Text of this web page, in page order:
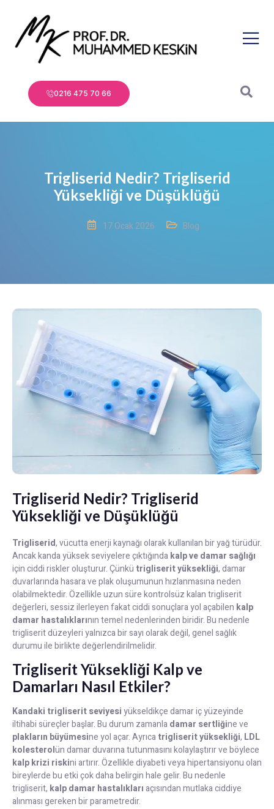
0216 475 70 66
Trigliserid Nedir? Trigliserid
Yüksekliği ve Düşüklüğü
17 Ocak 2026 Blog
Trigliserid Nedir? Trigliserid
Yüksekliği ve Düşüklüğü
Trigliserid, vücutta enerji kaynağı olarak kullanılan bir yağ türüdür.
Ancak kanda yüksek seviyelere çıktığındakalp ve damar sağlığı
için ciddi riskler oluşturur. Çünkü trigliserit yüksekliği, damar
duvarlarında hasara ve plak oluşumunun hızlanmasına neden
olabilmektedir. Özellikle uzun süre kontrolsüz kalan trigliserit
değerleri, sessiz ilerleyen fakat ciddi sonuçlara yol açabilen kalp
damar hastalıklarının temel nedenlerinden biridir. Bu nedenle
trigliserit düzeyleri yalnızca bir sayı olarak değil, genel sağlık
durumu ile birlikte değerlendirilmelidir.
Trigliserit Yüksekliği Kalp ve
Damarları Nasıl Etkiler?
Kandaki trigliserit seviyesiyükseldikçe damar iç yüzeyinde
iltihabi süreçler başlar. Bu durum zamanladamar sertliğine ve
plakların büyümesine yol açar. Ayrıcatrigliserit yüksekliği, LDL
kolesterolün damar duvarına tutunmasını kolaylaştırır ve böylece
kalp krizi riskini artırır. Özellikle diyabeti veya hipertansiyonu olan
bireylerde bu etki çok daha belirgin hale gelir. Bu nedenle
trigliserit, kalp damar hastalıklarıaçısından mutlaka ciddiye
alınması gereken bir parametredir.